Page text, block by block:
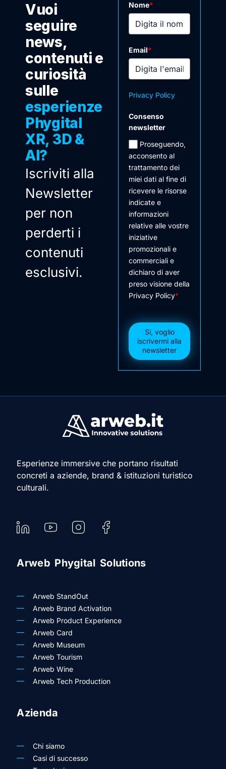
Vuoi
seguire
news,
contenuti e
curiosità
sulle
esperienze
Phygital
XR, 3D &
AI?
Iscriviti alla
Newsletter
per non
perderti i
contenuti
esclusivi.
Nome*
Email*
Privacy Policy
Consenso
newsletter
Proseguendo,
acconsento al
trattamento dei
miei dati al fine di
ricevere le risorse
indicate e
informazioni
relative alle vostre
iniziative
promozionali e
commerciali e
dichiaro di aver
preso visione della
Privacy Policy*
Si, voglio
iscrivermi alla
newsletter
Esperienze immersive che portano risultati
concreti a aziende, brand & istituzioni turistico
culturali.
Arweb Phygital Solutions
Arweb StandOut
Arweb Brand Activation
Arweb Product Experience
Arweb Card
Arweb Museum
Arweb Tourism
Arweb Wine
Arweb Tech Production
Azienda
Chi siamo
Casi di successo